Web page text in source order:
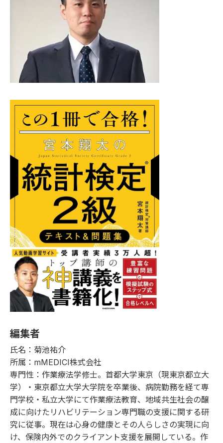
編集者
氏名：菊池祐介
所属：mMEDICI株式会社
専門性：作業療法学修士。首都大学東京（現東京都立大
学）・東京都立大学大学院を卒業後、病院勤務を経て専
門学校・私立大学にて作業療法教育、地域共生社会の醸
成に向けたリハビリテーション専門職の支援に関する研
究に従事。現在は心身の健康とその人らしさの実現に向
け、保険内外でのクライアント支援を展開している。作